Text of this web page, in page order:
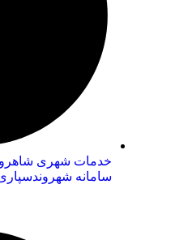
خدمات شهری شاهرود
سامانه شهروندسپاری در